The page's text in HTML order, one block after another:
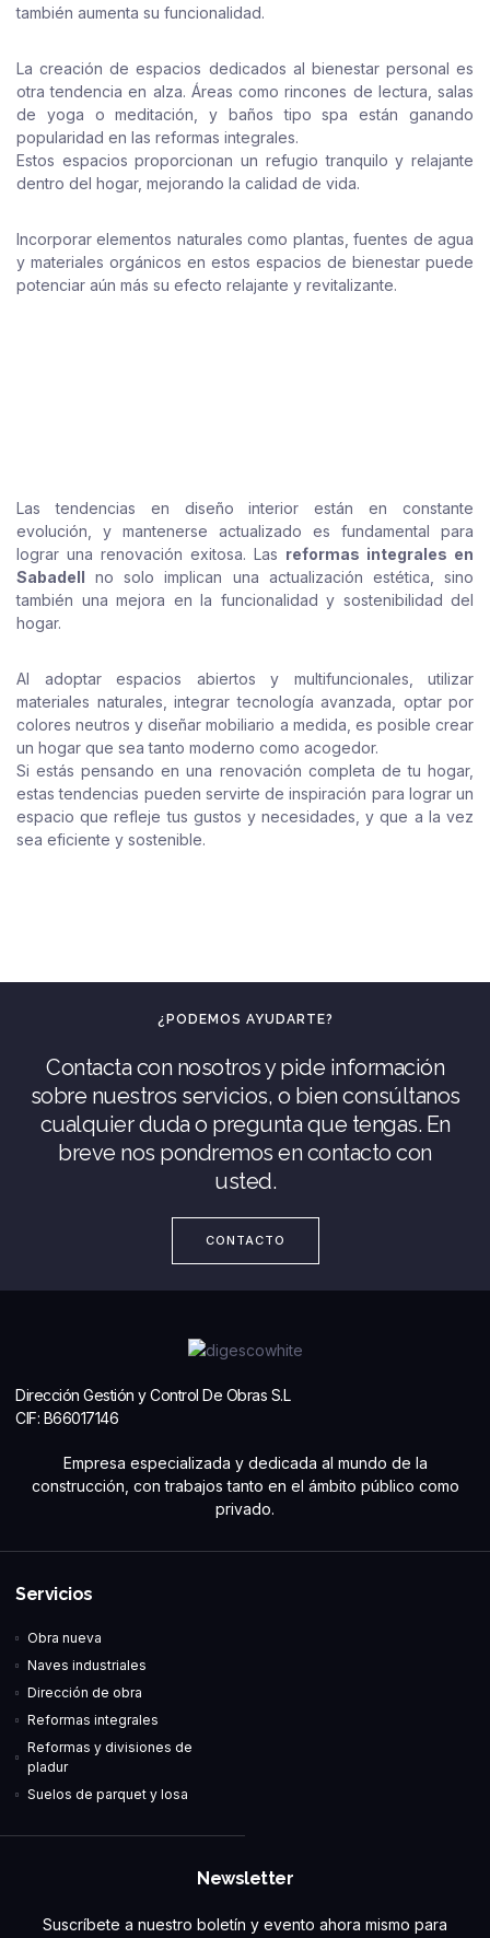
también aumenta su funcionalidad.
La creación de espacios dedicados al bienestar personal es
otra tendencia en alza. Áreas como rincones de lectura, salas
de yoga o meditación, y baños tipo spa están ganando
popularidad en las reformas integrales.
Estos espacios proporcionan un refugio tranquilo y relajante
dentro del hogar, mejorando la calidad de vida.
Incorporar elementos naturales como plantas, fuentes de agua
y materiales orgánicos en estos espacios de bienestar puede
potenciar aún más su efecto relajante y revitalizante.
Las tendencias en diseño interior están en constante
evolución, y mantenerse actualizado es fundamental para
lograr una renovación exitosa. Las reformas integrales en
Sabadell no solo implican una actualización estética, sino
también una mejora en la funcionalidad y sostenibilidad del
hogar.
Al adoptar espacios abiertos y multifuncionales, utilizar
materiales naturales, integrar tecnología avanzada, optar por
colores neutros y diseñar mobiliario a medida, es posible crear
un hogar que sea tanto moderno como acogedor.
Si estás pensando en una renovación completa de tu hogar,
estas tendencias pueden servirte de inspiración para lograr un
espacio que refleje tus gustos y necesidades, y que a la vez
sea eficiente y sostenible.
¿PODEMOS AYUDARTE?
Contacta con nosotros y pide información
sobre nuestros servicios, o bien consúltanos
cualquier duda o pregunta que tengas. En
breve nos pondremos en contacto con
usted.
CONTACTO
Dirección Gestión y Control De Obras S.L
CIF: B66017146
Empresa especializada y dedicada al mundo de la
construcción, con trabajos tanto en el ámbito público como
privado.
Servicios
Obra nueva
Naves industriales
Dirección de obra
Reformas integrales
Reformas y divisiones de
pladur
Suelos de parquet y losa
Newsletter
Suscríbete a nuestro boletín y evento ahora mismo para